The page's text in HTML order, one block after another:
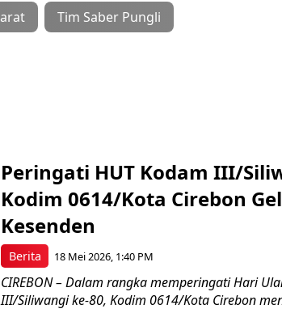
Tim Saber Pungli
Berita
Peringati HUT Kodam III/
Kodim 0614/Kota Cirebon
Kesenden
18 Mei 2026, 1:40 PM
CIREBON – Dalam rangka memperingati Hari
III/Siliwangi ke-80, Kodim 0614/Kota Cirebon